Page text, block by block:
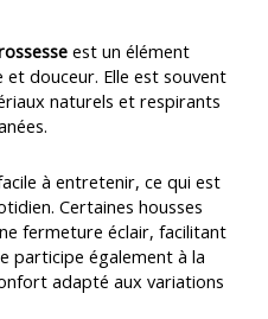
est un élément
douceur. Elle est souvent
naturels et respirants
à entretenir, ce qui est
Certaines housses
fermeture éclair, facilitant
participe également à la
adapté aux variations